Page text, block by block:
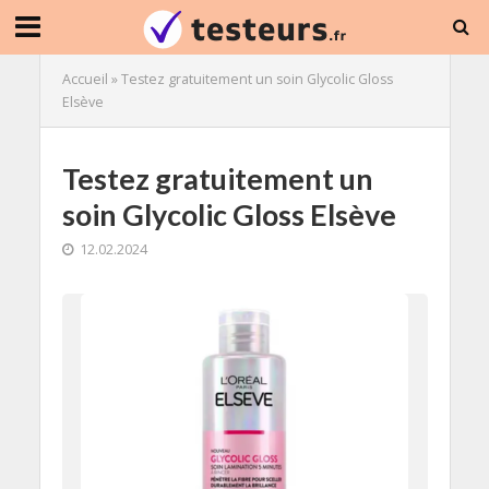
Accueil »Testez gratuitement un soin Glycolic Gloss
Elsève
Testez gratuitement un
soin Glycolic Gloss Elsève
12.02.2024